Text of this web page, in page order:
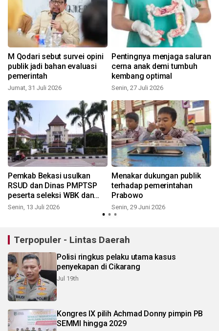
M Qodari sebut survei opini
publik jadi bahan evaluasi
pemerintah
Jumat, 31 Juli 2026
Pentingnya menjaga saluran
cerna anak demi tumbuh
kembang optimal
Senin, 27 Juli 2026
Pemkab Bekasi usulkan
RSUD dan Dinas PMPTSP
peserta seleksi WBK dan
WBBM
Senin, 13 Juli 2026
Menakar dukungan publik
terhadap pemerintahan
Prabowo
Senin, 29 Juni 2026
Terpopuler - Lintas Daerah
Polisi ringkus pelaku utama kasus
penyekapan di Cikarang
Jul 19th
Kongres IX pilih Achmad Donny pimpin PB
SEMMI hingga 2029